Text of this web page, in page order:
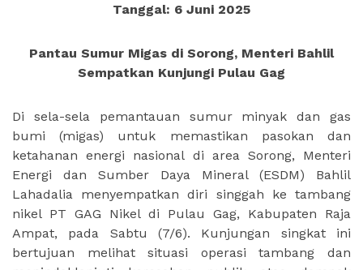
Tanggal: 6 Juni 2025
Pantau Sumur Migas di Sorong, Menteri Bahlil
Sempatkan Kunjungi Pulau Gag
Di sela-sela pemantauan sumur minyak dan gas
bumi (migas) untuk memastikan pasokan dan
ketahanan energi nasional di area Sorong, Menteri
Energi dan Sumber Daya Mineral (ESDM) Bahlil
Lahadalia menyempatkan diri singgah ke tambang
nikel PT GAG Nikel di Pulau Gag, Kabupaten Raja
Ampat, pada Sabtu (7/6). Kunjungan singkat ini
bertujuan melihat situasi operasi tambang dan